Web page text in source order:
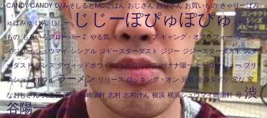
CANDY CANDY DJみそしるとMCごはん おじさん お母さん お買いもの きゃりーぱみ
ゅぱみゅ けん じじー じじーぽぴゅぽぴゅ はぐれ
もの ももいろクローバーＺ やる気 イギー・ポップ ギャング・オブ・フォー ゴーカ
イジャー シュウマイ シングル ジギースターダスト ジジー ジジースターダスト スタ
ーダスト ダンス デヴィッドボウイ ニューリリース バナナ陽一 ヒーローショー フリ
クション ボウイ ラーメン リリース ロッキング・オン 元気 全身タイツ 変な 変
なおじさん 大道芸 宇宙人 崎陽軒 志村 志村けん 横浜 横浜シュウマイ崎陽軒 母 渋
谷陽一 被差別者